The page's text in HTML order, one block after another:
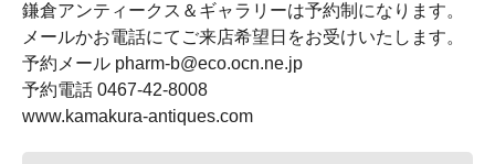
鎌倉アンティークス＆ギャラリーは予約制になります。
メールかお電話にてご来店希望日をお受けいたします。
予約メール pharm-b@eco.ocn.ne.jp
予約電話 0467-42-8008
www.kamakura-antiques.com